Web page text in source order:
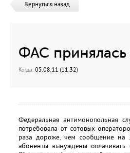
Вернуться назад
ФАС принялась
Когда: 05.08.11 (11:32)
Федеральная антимонопольная
потребовала от сотовых
раза дороже, чем сообщение на
абоненты вынуждены